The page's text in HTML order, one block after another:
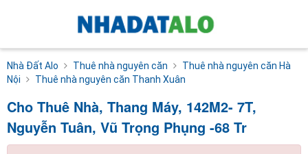
Nhà Đất Alo Thuê nhà nguyên căn
Thuê nhà nguyên căn Hà
Nội
Thuê nhà nguyên căn Thanh Xuân
Cho Thuê Nhà, Thang Máy, 142M2- 7T,
Nguyễn Tuân, Vũ Trọng Phụng -68 Tr